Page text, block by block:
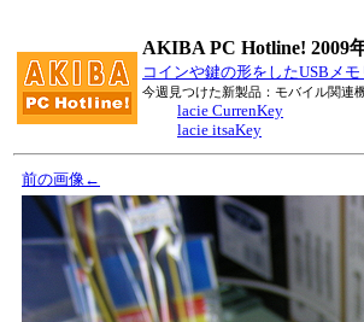
AKIBA PC Hotline! 2009
コインや鍵の形をしたUSBメ
今週見つけた新製品：モバイル関連
lacie CurrenKey
lacie itsaKey
前の画像←